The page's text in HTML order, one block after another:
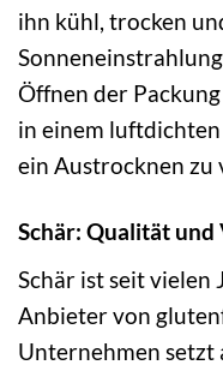
ihn kühl, trocken
Öffnen der
in einem
ein Austrocknen zu
Schär: Qualität und
Schär ist seit
Anbieter von
Unternehmen setzt